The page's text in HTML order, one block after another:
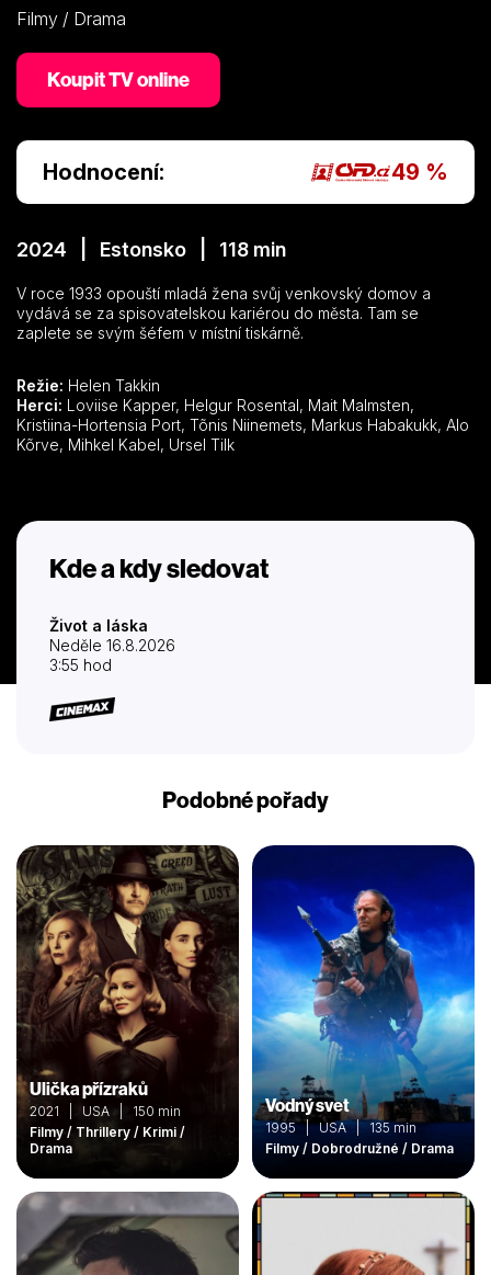
Filmy / Drama
Koupit TV online
Hodnocení: 49 %
2024 | Estonsko | 118 min
V roce 1933 opouští mladá žena svůj venkovský domov a
vydává se za spisovatelskou kariérou do města. Tam se
zaplete se svým šéfem v místní tiskárně.
Režie: Helen Takkin
Herci:
Kristiina-Hortensia Port, Tõnis Niinemets, Markus Habakukk, Alo
Kõrve, Mihkel Kabel, Ursel Tilk
Kde a kdy sledovat
Život a láska
Neděle 16.8.2026
3:55 hod
Podobné pořady
Ulička přízraků
2021 | USA | 150 min
Filmy / Thrillery / Krimi /
Drama
Vodný svet
1995 | USA | 135 min
Filmy / Dobrodružné / Drama